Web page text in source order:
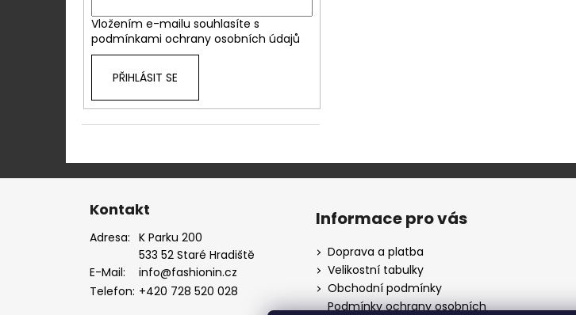
Vložením e-mailu souhlasíte s
podmínkami ochrany osobních údajů
PŘIHLÁSIT SE
Kontakt
Adresa: K Parku 200
533 52 Staré Hradiště
E-Mail:
info@fashionin.cz
Telefon: +420 728 520 028
Informace pro vás
Doprava a platba
Velikostní tabulky
Obchodní podmínky
Podmínky ochrany osobních